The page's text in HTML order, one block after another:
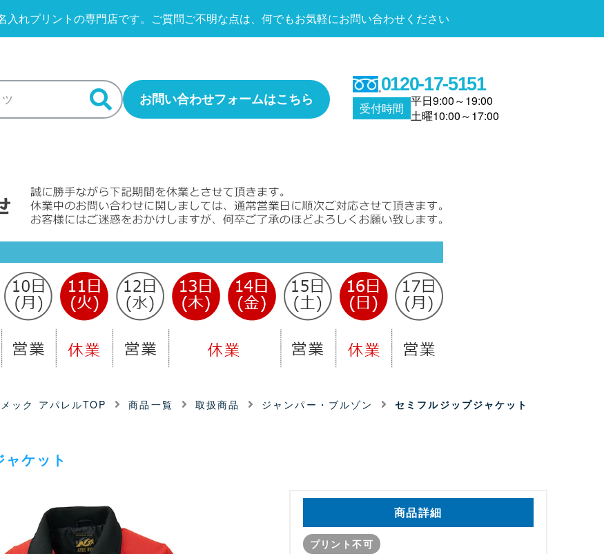
れプリントの専門店です。 ご質問ご不明な点は、何でもお気軽にお問い合わせください
お問い合わせフォームはこちら
0120-17-5151
受付時間 平日9:00～19:00
土曜10:00～17:00
ック アパレルTOP 商品一覧 取扱商品 ジャンパー・ブルゾン セミフルジップジャケット
ケット
商品詳細
プリント不可